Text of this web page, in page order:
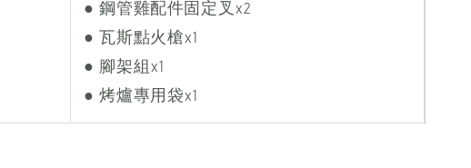
● 鋼管雞配件固定叉x2
● 瓦斯點火槍x1
● 腳架組x1
● 烤爐專用袋x1